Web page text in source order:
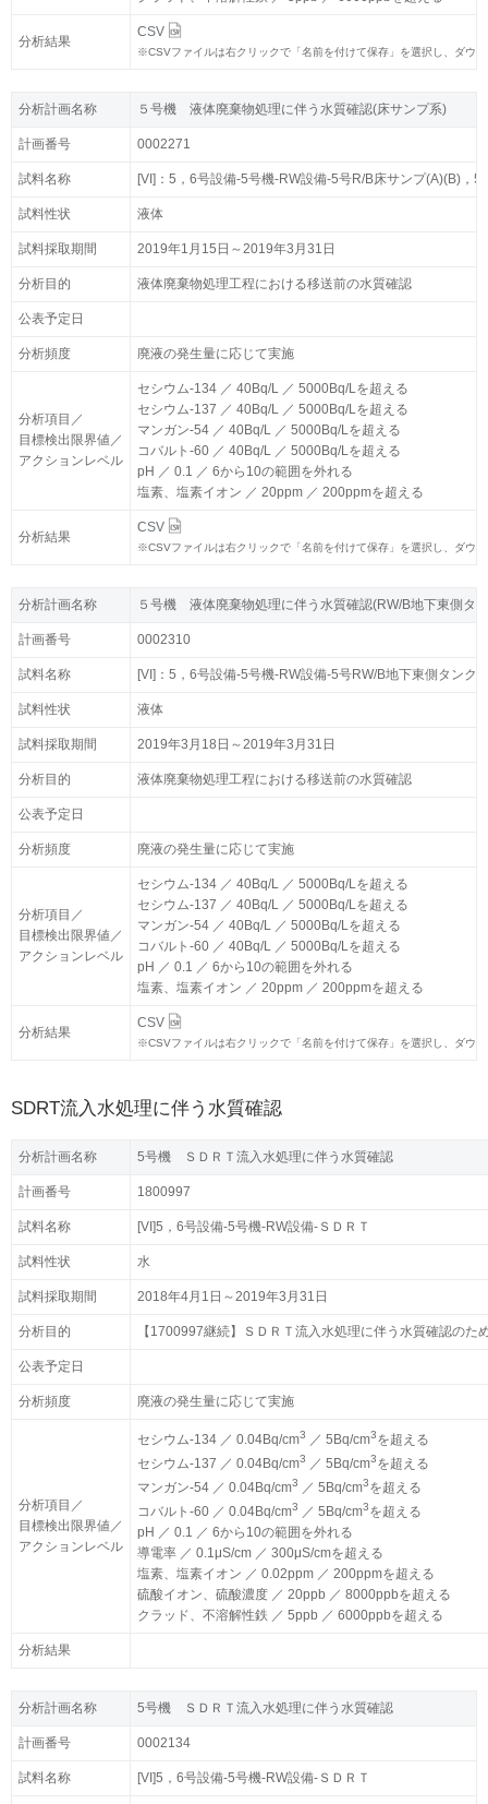
分析結果
CSV
※CSVファイルは右クリックで「名前を付けて保存」を選択し、ダウ
分析結果
CSV
※CSVファイルは右クリックで「名前を付けて保存」を選択し、ダウ
分析計画名称 ５号機 液体廃棄物処理に伴う水質確認(床サンプ系)
計画番号 0002271
試料名称 [VI]：5，6号設備-5号機-RW設備-5号R/B床サンプ(A)(B)，
試料性状 液体
試料採取期間 2019年1月15日～2019年3月31日
分析目的 液体廃棄物処理工程における移送前の水質確認
公表予定日
分析頻度 廃液の発生量に応じて実施
分析項目／
目標検出限界値／
アクションレベル
セシウム-134 ／ 40Bq/L ／ 5000Bq/Lを超える
セシウム-137 ／ 40Bq/L ／ 5000Bq/Lを超える
マンガン-54 ／ 40Bq/L ／ 5000Bq/Lを超える
コバルト-60 ／ 40Bq/L ／ 5000Bq/Lを超える
pH ／ 0.1 ／ 6から10の範囲を外れる
塩素、塩素イオン ／ 20ppm ／ 200ppmを超える
分析結果
CSV
※CSVファイルは右クリックで「名前を付けて保存」を選択し、ダウ
分析計画名称 ５号機 液体廃棄物処理に伴う水質確認(床サンプ系)
計画番号 0002271
試料名称 [VI]：5，6号設備-5号機-RW設備-5号R/B床サンプ(A)(B)，
試料性状 液体
試料採取期間 2019年1月15日～2019年3月31日
分析目的 液体廃棄物処理工程における移送前の水質確認
公表予定日
分析頻度 廃液の発生量に応じて実施
分析項目／
目標検出限界値／
アクションレベル
セシウム-134 ／ 40Bq/L ／ 5000Bq/Lを超える
セシウム-137 ／ 40Bq/L ／ 5000Bq/Lを超える
マンガン-54 ／ 40Bq/L ／ 5000Bq/Lを超える
コバルト-60 ／ 40Bq/L ／ 5000Bq/Lを超える
pH ／ 0.1 ／ 6から10の範囲を外れる
塩素、塩素イオン ／ 20ppm ／ 200ppmを超える
分析結果
CSV
※CSVファイルは右クリックで「名前を付けて保存」を選択し、ダウ
分析計画名称 ５号機 液体廃棄物処理に伴う水質確認(RW/B地下東側タ
計画番号 0002310
試料名称 [VI]：5，6号設備-5号機-RW設備-5号RW/B地下東側タンク
試料性状 液体
試料採取期間 2019年3月18日～2019年3月31日
分析目的 液体廃棄物処理工程における移送前の水質確認
公表予定日
分析頻度 廃液の発生量に応じて実施
分析項目／
目標検出限界値／
アクションレベル
セシウム-134 ／ 40Bq/L ／ 5000Bq/Lを超える
セシウム-137 ／ 40Bq/L ／ 5000Bq/Lを超える
マンガン-54 ／ 40Bq/L ／ 5000Bq/Lを超える
コバルト-60 ／ 40Bq/L ／ 5000Bq/Lを超える
pH ／ 0.1 ／ 6から10の範囲を外れる
塩素、塩素イオン ／ 20ppm ／ 200ppmを超える
分析結果
CSV
※CSVファイルは右クリックで「名前を付けて保存」を選択し、ダウ
分析計画名称 ５号機 液体廃棄物処理に伴う水質確認(RW/B地下東側タ
計画番号 0002310
試料名称 [VI]：5，6号設備-5号機-RW設備-5号RW/B地下東側タンク
試料性状 液体
試料採取期間 2019年3月18日～2019年3月31日
分析目的 液体廃棄物処理工程における移送前の水質確認
公表予定日
分析頻度 廃液の発生量に応じて実施
分析項目／
目標検出限界値／
アクションレベル
セシウム-134 ／ 40Bq/L ／ 5000Bq/Lを超える
セシウム-137 ／ 40Bq/L ／ 5000Bq/Lを超える
マンガン-54 ／ 40Bq/L ／ 5000Bq/Lを超える
コバルト-60 ／ 40Bq/L ／ 5000Bq/Lを超える
pH ／ 0.1 ／ 6から10の範囲を外れる
塩素、塩素イオン ／ 20ppm ／ 200ppmを超える
分析結果
CSV
※CSVファイルは右クリックで「名前を付けて保存」を選択し、ダウ
SDRT流入水処理に伴う水質確認
分析計画名称 5号機 ＳＤＲＴ流入水処理に伴う水質確認
計画番号 1800997
試料名称 [VI]5，6号設備-5号機-RW設備-ＳＤＲＴ
試料性状 水
試料採取期間 2018年4月1日～2019年3月31日
分析目的 【1700997継続】ＳＤＲＴ流入水処理に伴う水質確認のた
公表予定日
分析頻度 廃液の発生量に応じて実施
分析項目／
目標検出限界値／
アクションレベル
セシウム-134 ／ 0.04Bq/cm3 ／ 5Bq/cm3を超える
セシウム-137 ／ 0.04Bq/cm3 ／ 5Bq/cm3を超える
マンガン-54 ／ 0.04Bq/cm3 ／ 5Bq/cm3を超える
コバルト-60 ／ 0.04Bq/cm3 ／ 5Bq/cm3を超える
pH ／ 0.1 ／ 6から10の範囲を外れる
導電率 ／ 0.1μS/cm ／ 300μS/cmを超える
塩素、塩素イオン ／ 0.02ppm ／ 200ppmを超える
硫酸イオン、硫酸濃度 ／ 20ppb ／ 8000ppbを超える
クラッド、不溶解性鉄 ／ 5ppb ／ 6000ppbを超える
分析結果
分析計画名称 5号機 ＳＤＲＴ流入水処理に伴う水質確認
計画番号 0002134
試料名称 [VI]5，6号設備-5号機-RW設備-ＳＤＲＴ
分析計画名称 5号機 ＳＤＲＴ流入水処理に伴う水質確認
計画番号 0002134
試料名称 [VI]5，6号設備-5号機-RW設備-ＳＤＲＴ